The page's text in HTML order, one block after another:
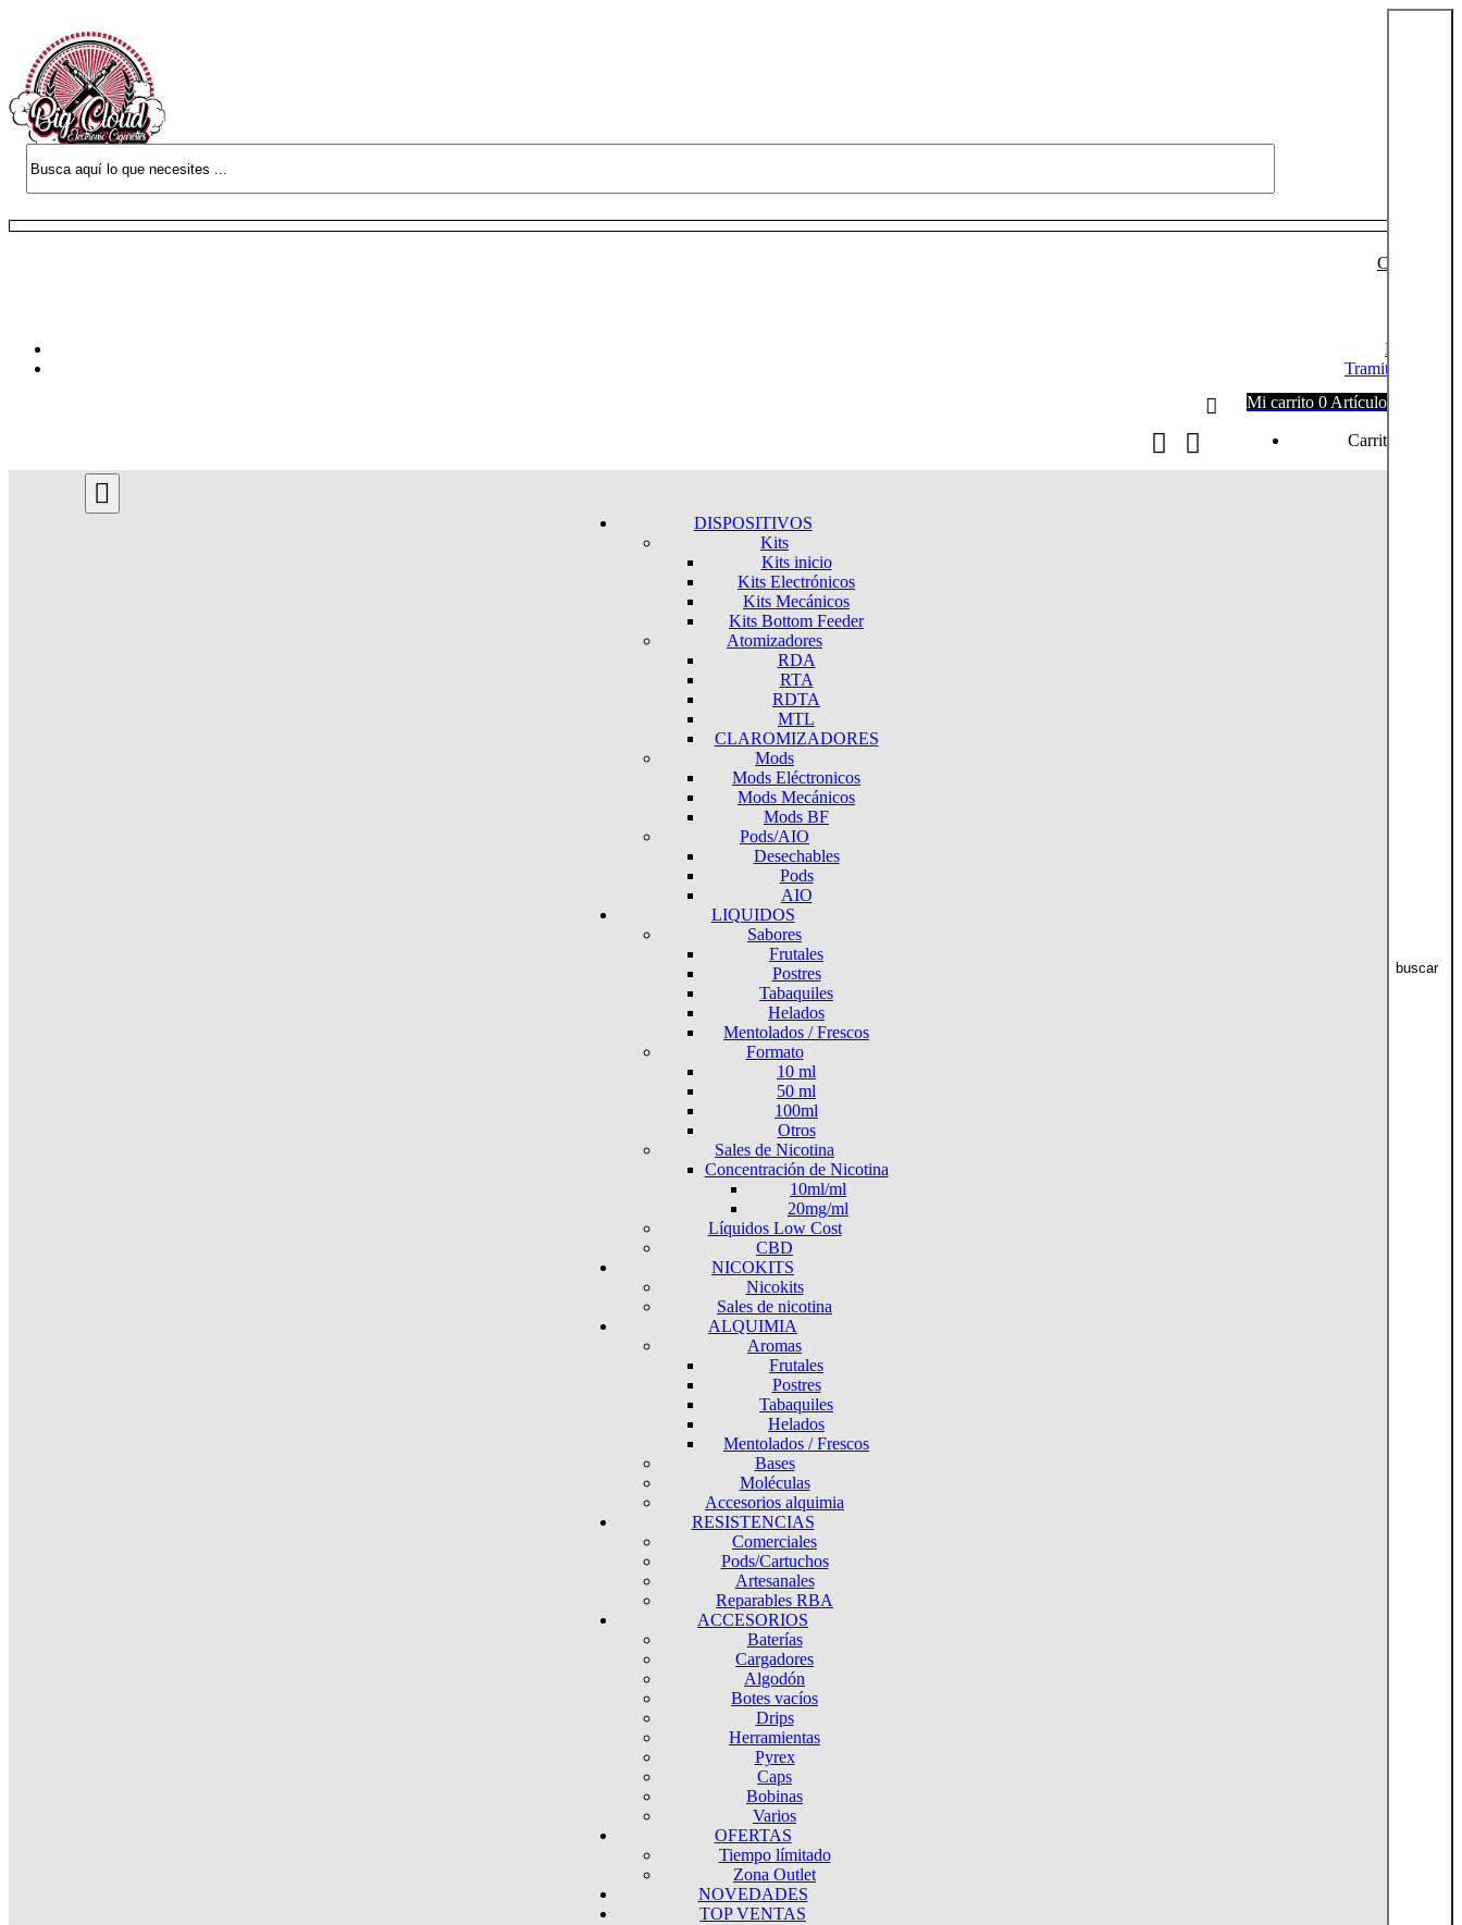
buscar
Conectarse
Mi cuenta
Tramitar pedido
Mi carrito 0Artículos
Carrito vacío
DISPOSITIVOS
Kits
Kits inicio
Kits Electrónicos
Kits Mecánicos
Kits Bottom Feeder
Atomizadores
RDA
RTA
RDTA
MTL
CLAROMIZADORES
Mods
Mods Eléctronicos
Mods Mecánicos
Mods BF
Pods/AIO
Desechables
Pods
AIO
LIQUIDOS
Sabores
Frutales
Postres
Tabaquiles
Helados
Mentolados / Frescos
Formato
10 ml
50 ml
100ml
Otros
Sales de Nicotina
Concentración de Nicotina
10ml/ml
20mg/ml
Líquidos Low Cost
CBD
NICOKITS
Nicokits
Sales de nicotina
ALQUIMIA
Aromas
Frutales
Postres
Tabaquiles
Helados
Mentolados / Frescos
Bases
Moléculas
Accesorios alquimia
RESISTENCIAS
Comerciales
Pods/Cartuchos
Artesanales
Reparables RBA
ACCESORIOS
Baterías
Cargadores
Algodón
Botes vacíos
Drips
Herramientas
Pyrex
Caps
Bobinas
Varios
OFERTAS
Tiempo límitado
Zona Outlet
NOVEDADES
TOP VENTAS